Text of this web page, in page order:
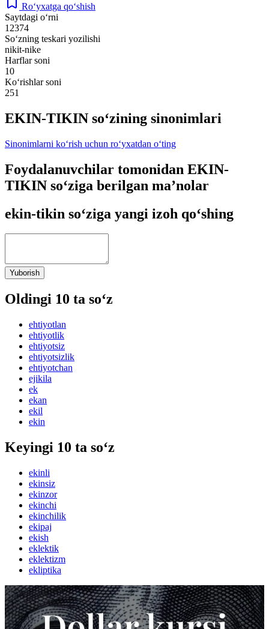
Ro‘yxatga qo‘shish
Saytdagi o‘rni
12374
So‘zning teskari yozilishi
nikit-nike
Harflar soni
10
Ko‘rishlar soni
251
EKIN-TIKIN so‘zining sinonimlari
Sinonimlarni ko‘rish uchun ro‘yxatdan o‘ting
Foydalanuvchilar tomonidan EKIN-
TIKIN so‘ziga berilgan ma’nolar
ekin-tikin so‘ziga yangi izoh qo‘shing
Yuborish
Oldingi 10 ta so‘z
ehtiyotlan
ehtiyotlik
ehtiyotsiz
ehtiyotsizlik
ehtiyotchan
ejikila
ek
ekan
ekil
ekin
Keyingi 10 ta so‘z
ekinli
ekinsiz
ekinzor
ekinchi
ekinchilik
ekipaj
ekish
eklektik
eklektizm
ekliptika